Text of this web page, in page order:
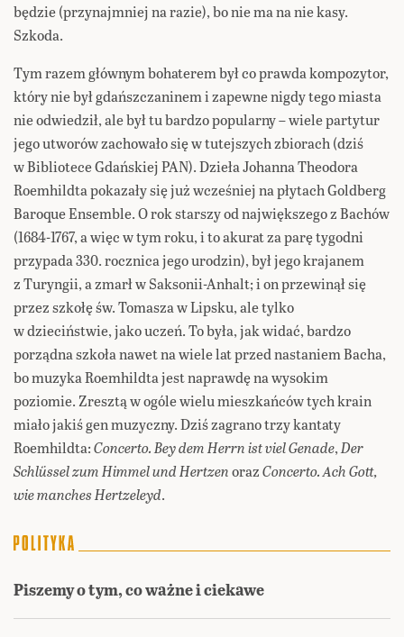
będzie (przynajmniej na razie), bo nie ma na nie kasy.
Szkoda.
Tym razem głównym bohaterem był co prawda kompozytor,
który nie był gdańszczaninem i zapewne nigdy tego miasta
nie odwiedził, ale był tu bardzo popularny – wiele partytur
jego utworów zachowało się w tutejszych zbiorach (dziś
w Bibliotece Gdańskiej PAN). Dzieła Johanna Theodora
Roemhildta pokazały się już wcześniej na płytach Goldberg
Baroque Ensemble. O rok starszy od największego z Bachów
(1684-1767, a więc w tym roku, i to akurat za parę tygodni
przypada 330. rocznica jego urodzin), był jego krajanem
z Turyngii, a zmarł w Saksonii-Anhalt; i on przewinął się
przez szkołę św. Tomasza w Lipsku, ale tylko
w dzieciństwie, jako uczeń. To była, jak widać, bardzo
porządna szkoła nawet na wiele lat przed nastaniem Bacha,
bo muzyka Roemhildta jest naprawdę na wysokim
poziomie. Zresztą w ogóle wielu mieszkańców tych krain
miało jakiś gen muzyczny. Dziś zagrano trzy kantaty
Roemhildta:Concerto. Bey dem Herrn ist viel Genade,Der
Schlüssel zum Himmel und HertzenorazConcerto. Ach Gott,
wie manches Hertzeleyd.
Piszemy o tym, co ważne i ciekawe